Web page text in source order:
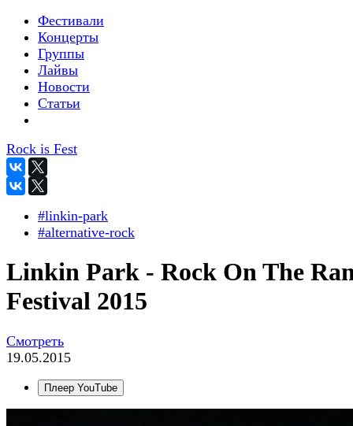
Фестивали
Концерты
Группы
Лайвы
Новости
Статьи
Rock is Fest
#linkin-park
#alternative-rock
Linkin Park - Rock On The
Festival 2015
Смотреть
19.05.2015
Плеер YouTube